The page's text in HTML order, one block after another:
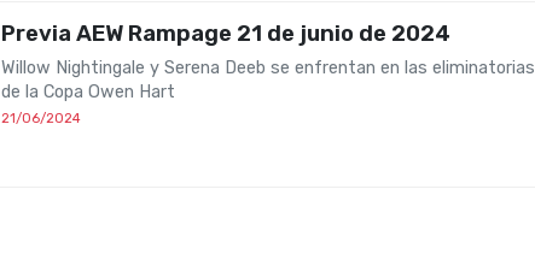
Previa AEW Rampage 21 de junio de 2024
Willow Nightingale y Serena Deeb se enfrentan en las eliminatorias
de la Copa Owen Hart
21/06/2024